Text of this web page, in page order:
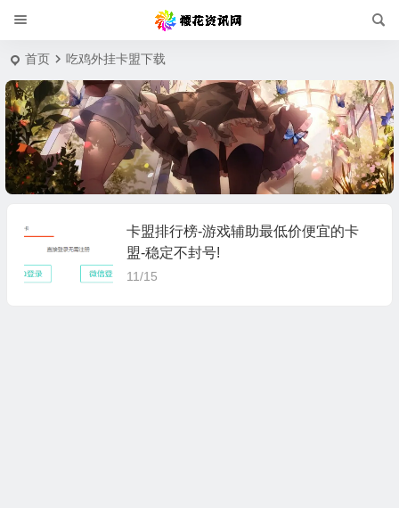
首页 吃鸡外挂卡盟下载
卡盟排行榜-游戏辅助最低价便宜的卡
盟-稳定不封号!
11/15